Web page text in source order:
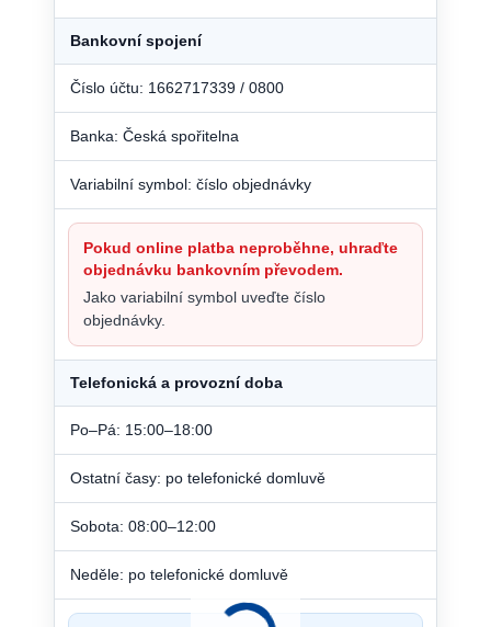
Bankovní spojení
Číslo účtu: 1662717339 / 0800
Banka: Česká spořitelna
Variabilní symbol: číslo objednávky
Pokud online platba neproběhne, uhraďte
objednávku bankovním převodem.
Jako variabilní symbol uveďte číslo
objednávky.
Telefonická a provozní doba
Po–Pá: 15:00–18:00
Ostatní časy: po telefonické domluvě
Sobota: 08:00–12:00
Neděle: po telefonické domluvě